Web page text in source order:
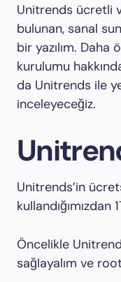
Unitrends ücretli
bulunan, sanal
bir yazılım. Daha
kurulumu
da Unitrends ile
inceleyeceğiz.
Unitrends’in
Öncelikle
sağlayalım ve